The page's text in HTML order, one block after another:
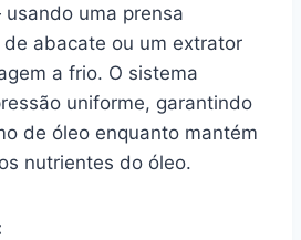
uma prensa
abacate ou um extrator
a frio. O sistema
uniforme, garantindo
de óleo enquanto mantém
nutrientes do óleo.